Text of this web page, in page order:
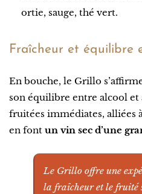
ortie, sauge, thé vert.
Fraîcheur et équilibre
En bouche, le Grillo
son équilibre entre alcool et
fruitées immédiates, alliées
en font un vin sec d’une
Le Grillo offre une
la fraîcheur et le fruité